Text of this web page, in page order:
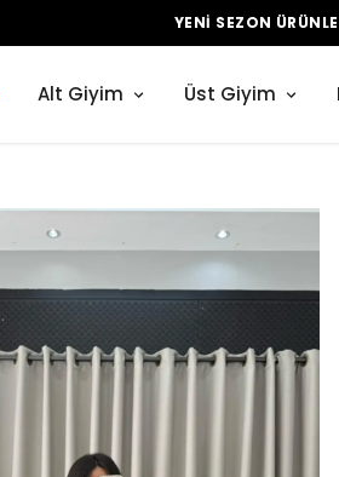
YENI SEZON
Alt Giyim Üst Giyim